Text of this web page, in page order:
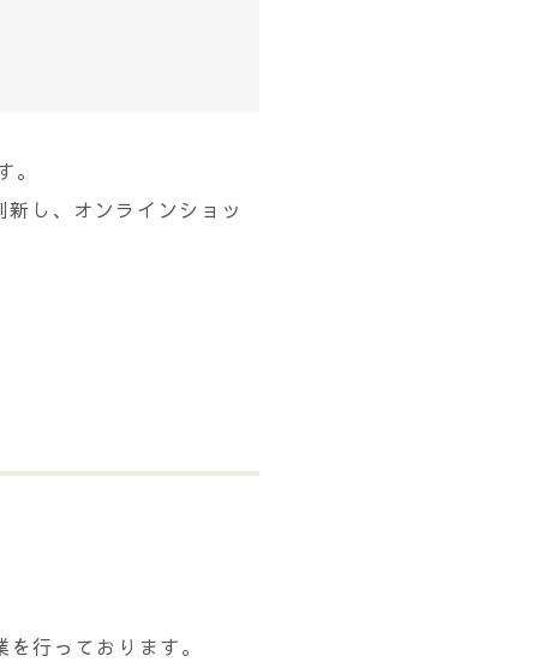
し、オンラインショッ
行っております。